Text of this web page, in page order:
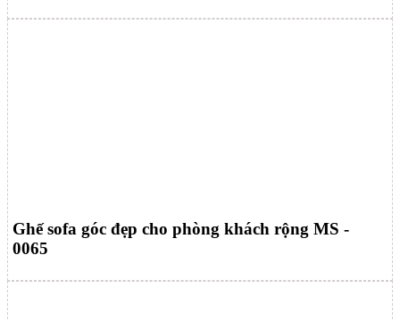
Ghế sofa góc đẹp cho phòng khách rộng MS -
0065